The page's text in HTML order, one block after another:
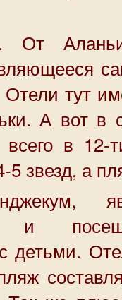
тут
А вот в
всего в
5 звезд, а
и
детьми.